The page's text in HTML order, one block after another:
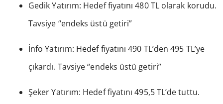
Gedik Yatırım: Hedef fiyatını 480 TL olarak korudu.
Tavsiye “endeks üstü getiri”
İnfo Yatırım: Hedef fiyatını 490 TL’den 495 TL’ye
çıkardı. Tavsiye “endeks üstü getiri”
Şeker Yatırım: Hedef fiyatını 495,5 TL’de tuttu.